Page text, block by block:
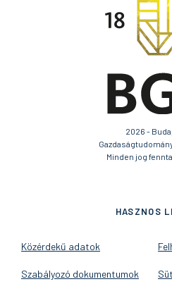
2026 -
Minden jog
HASZNOS
Közérdekű adatok
Szabályozó dokumentumok